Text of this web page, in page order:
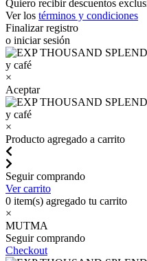
Quiero recibir descuentos
Ver los términos y condiciones
Finalizar registro
o iniciar sesión
×
Aceptar
×
Producto agregado a carrito
Seguir comprando
Ver carrito
0 item(s) agregado tu carrito
×
MUTMA
Seguir comprando
Checkout